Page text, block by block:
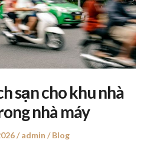
sạn cho khu nhà
nhà máy
Author
admin
Posted
Blog